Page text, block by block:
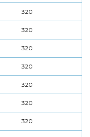
320
320
320
320
320
320
320